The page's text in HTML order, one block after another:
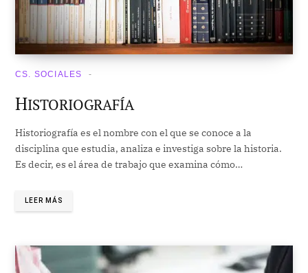
CS. SOCIALES
HISTORIOGRAFÍA
Historiografía es el nombre con el que se conoce a la
disciplina que estudia, analiza e investiga sobre la historia.
Es decir, es el área de trabajo que examina cómo…
LEER MÁS